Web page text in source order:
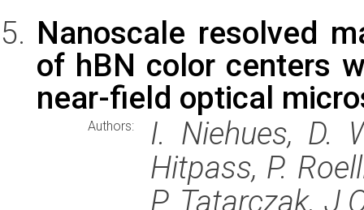
Nanoscale resolved
of hBN color centers
near-field optical
Authors:
I. Niehues, D.
Hitpass, P.
P. Tatarczak,